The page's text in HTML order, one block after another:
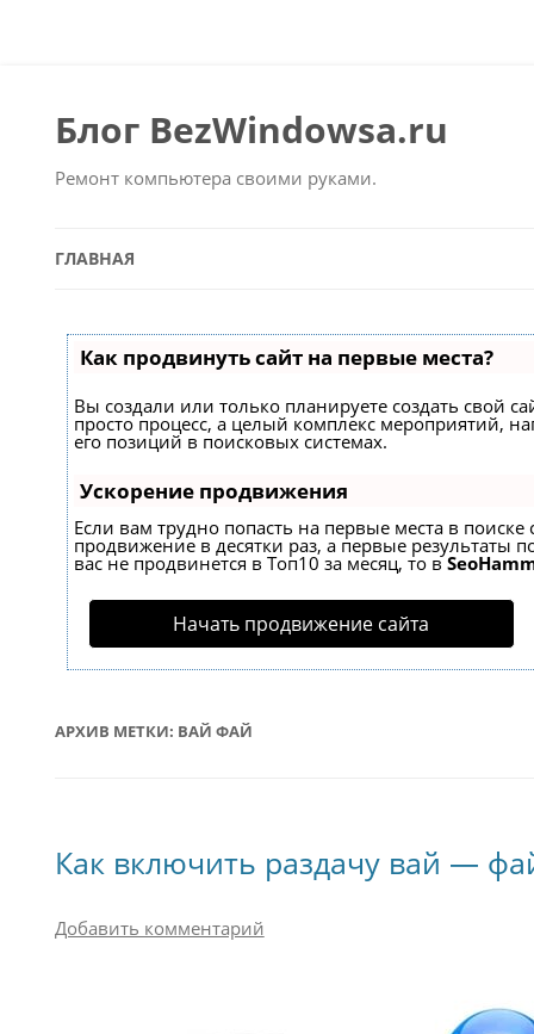
Блог BezWindowsa.ru
Ремонт компьютера своими руками.
ГЛАВНАЯ
Как продвинуть сайт на первые места?
Вы создали или только планируете создать свой
просто процесс, а целый комплекс мероприятий,
его позиций в поисковых системах.
Ускорение продвижения
Если вам трудно попасть на первые места в
продвижение в десятки раз, а первые результаты
вас не продвинется в Топ10 за месяц, то в
Начать продвижение сайта
АРХИВ МЕТКИ: ВАЙ ФАЙ
Как включить раздачу вай —
Добавить комментарий